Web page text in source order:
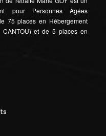
pour Personnes Âgées
75 places en Hébergement
CANTOU) et de 5 places en